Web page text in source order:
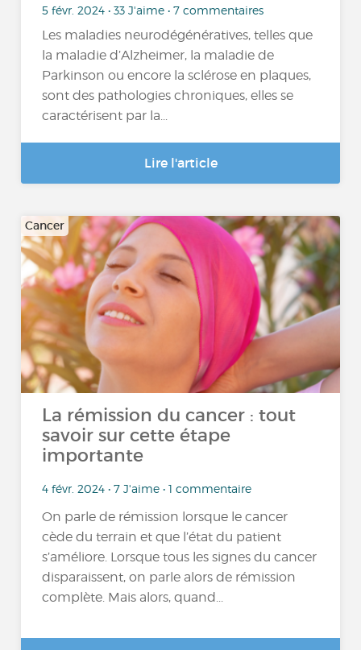
5 févr. 2024 • 33 J'aime • 7 commentaires
Les maladies neurodégénératives, telles que
la maladie d’Alzheimer, la maladie de
Parkinson ou encore la sclérose en plaques,
sont des pathologies chroniques, elles se
caractérisent par la...
Lire l'article
Cancer
La rémission du cancer : tout
savoir sur cette étape
importante
4 févr. 2024 • 7 J'aime • 1 commentaire
On parle de rémission lorsque le cancer
cède du terrain et que l’état du patient
s’améliore. Lorsque tous les signes du cancer
disparaissent, on parle alors de rémission
complète. Mais alors, quand...